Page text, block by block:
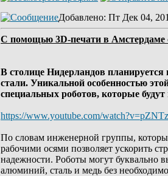
Добавлено: Пт Дек 04,
С помощью 3D-печати в Амстердаме
В столице Нидерландов планируется
стали. Уникальной особенностью
специальных роботов, которые
https://www.youtube.com/
По словам инженерной группы,
рабочими осями позволяет ускорить
надежности. Роботы могут буквально
алюминий, сталь и медь без